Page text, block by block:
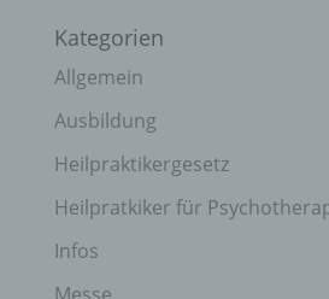
Kategorien
Allgemein
Ausbildung
Heilpraktikergesetz
Heilpratkiker für
Infos